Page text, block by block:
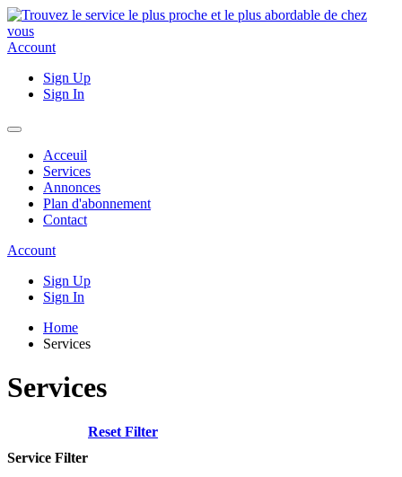
Account
Sign Up
Sign In
Acceuil
Services
Annonces
Plan d'abonnement
Contact
Account
Sign Up
Sign In
Home
Services
Services
Service Filter
Reset Filter